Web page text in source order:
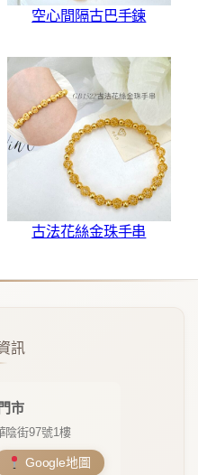
空心間隔古巴手鍊
古法花絲金珠手串
訊
市
陰街97號1樓
Google地圖